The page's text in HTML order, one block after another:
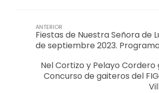
ANTERIOR
Fiestas de Nuestra Señora de
de septiembre 2023.
Nel Cortizo y Pelayo Cordero
Concurso de gaiteros del